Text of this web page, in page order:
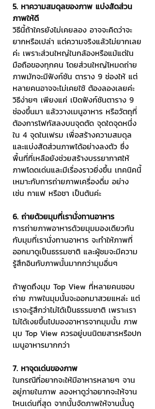
5. หาความสมดุลของภาพ แบ่งสัดส่วน
ภาพให้ดี
วิธีนี้ถ้าใครยังไม่เคยลอง อาจจะคิดว่าจะ
ยากหรือเปล่า แต่ความจริงแล้วไม่ยากเลย
ค่ะ เพราะส่วนใหญ่ในกล้องหรือแม้แต่ใน
มือถือของทุกคน โดยส่วนใหญ่โหมดถ่าย
ภาพมักจะมีฟังก์ชัน ตาราง 9 ช่องให้ แต่
หลายคนอาจจะไม่เคยใช้ ต้องลองเลยค่ะ
วิธีง่ายๆ เพียงแค่ เปิดฟังก์ชันตาราง 9
ช่องขึ้นมา แล้ววางเมนูอาหาร หรือวัตถุที่
ต้องการโฟกัสลงบนจุดตัด จุดใดจุดหนึ่ง
ใน 4 จุดในเฟรม เพื่อสร้างความสมดุล
และแบ่งสัดส่วนภาพได้อย่างลงตัว ซึ่ง
พื้นที่ที่เหลือยังช่วยสร้างบรรยากาศให้
ภาพโดดเด่นและมีเรื่องราวยิ่งขึ้น เทคนิคนี้
เหมาะกับการถ่ายภาพเครื่องดื่ม อย่าง
เช่น กาแฟ หรือชา เป็นต้นค่ะ
6. ถ่ายด้วยมุมที่เรานั่งทานอาหาร
การถ่ายภาพอาหารด้วยมุมมองเดียวกัน
กับมุมที่เรานั่งทานอาหาร จะทำให้ภาพที่
ออกมาดูเป็นธรรมชาติ และผู้ชมจะมีความ
รู้สึกอินกับภาพนั้นมากกว่ามุมอื่นๆ
ถ้าพูดถึงมุม Top View ที่หลายคนชอบ
ถ่าย ภาพในมุมนั้นจะออกมาสวยแหล่ะ แต่
เราจะรู้สึกว่าไม่ได้เป็นธรรมชาติ เพราะเรา
ไม่ได้เงยขึ้นไปมองอาหารจากมุมนั้น ภาพ
มุม Top View ควรอยู่บนนิตยสารหรือปก
เมนูอาหารมากกว่า
7. หาจุดเด่นของภาพ
ในกรณีที่อยากจะให้มีอาหารหลายๆ จาน
อยู่ภายในภาพ ลองหาดูว่าอยากจะให้จาน
ไหนเด่นที่สุด จากนั้นจัดภาพให้จานนั้นดู